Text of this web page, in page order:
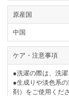
原産国
中国
ケア・注意事項
●洗濯の際は、洗濯
●生成りや淡色系
剤）をご使用くださ